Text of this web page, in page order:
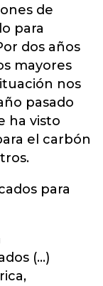
de
para
dos años
mayores
nos
pasado
ha visto
el carbón
para
(...)